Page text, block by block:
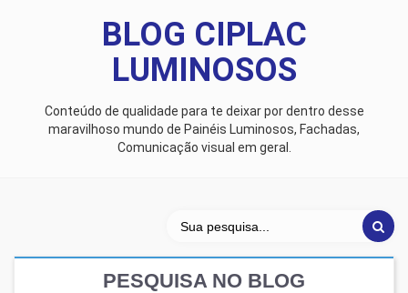
BLOG CIPLAC
LUMINOSOS
Conteúdo de qualidade para te deixar por dentro desse
maravilhoso mundo de Painéis Luminosos, Fachadas,
Comunicação visual em geral.
PESQUISA NO BLOG